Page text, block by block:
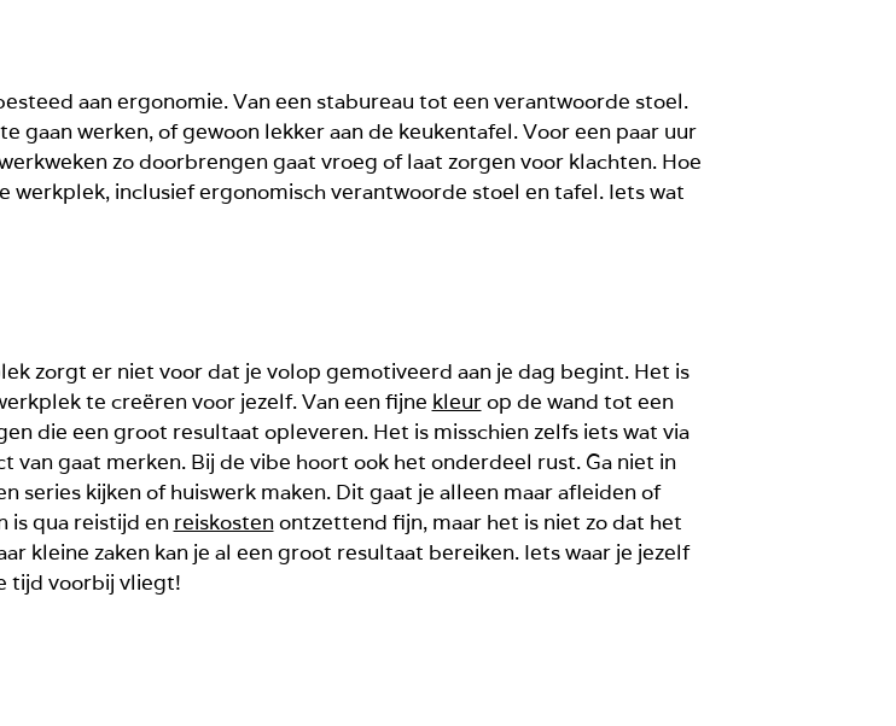
aan ergonomie. Van een stabureau tot een verantwoorde stoel.
gaan werken, of gewoon lekker aan de keukentafel. Voor een paar uur
zo doorbrengen gaat vroeg of laat zorgen voor klachten. Hoe
inclusief ergonomisch verantwoorde stoel en tafel. Iets wat
zorgt er niet voor dat je volop gemotiveerd aan je dag begint. Het is
te creëren voor jezelf. Van een fijne kleurop de wand tot een
die een groot resultaat opleveren. Het is misschien zelfs iets wat via
gaat merken. Bij de vibe hoort ook het onderdeel rust. Ga niet in
series kijken of huiswerk maken. Dit gaat je alleen maar afleiden of
is qua reistijd en reiskostenontzettend fijn, maar het is niet zo dat het
kleine zaken kan je al een groot resultaat bereiken. Iets waar je jezelf
tijd voorbij vliegt!